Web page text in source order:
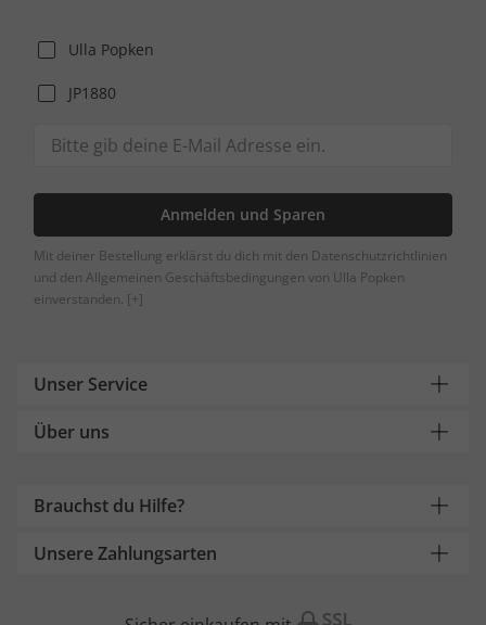
Ulla Popken
JP1880
Anmelden und Sparen
Mit deiner Bestellung erklärst du dich mit den Datenschutzrichtlinien
und den Allgemeinen Geschäftsbedingungen von Ulla Popken
einverstanden. [+]
Unser Service
Über uns
Brauchst du Hilfe?
Unsere Zahlungsarten